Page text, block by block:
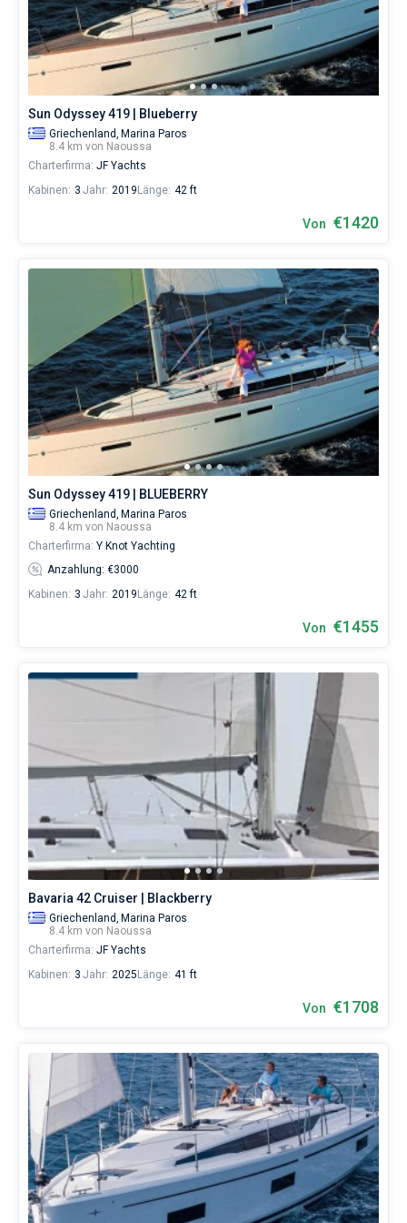
eines
erholsamen
Urlaubs
als
auch
für
Segler,
die
sich
ihr
ohne
Nahe
Sun Odyssey 419 | Blueberry
Griechenland, Marina Paros
8.4 km von Naoussa
Charterfirma: JF Yachts
Kabinen: 3 Jahr: 2019 Länge: 42 ft
Von €1420
Sun Odyssey 419 | BLUEBERRY
Griechenland, Marina Paros
8.4 km von Naoussa
Charterfirma: Y Knot Yachting
Anzahlung: €3000
Kabinen: 3 Jahr: 2019 Länge: 42 ft
Von €1455
Bavaria 42 Cruiser | Blackberry
Griechenland, Marina Paros
8.4 km von Naoussa
Charterfirma: JF Yachts
Kabinen: 3 Jahr: 2025 Länge: 41 ft
Von €1708